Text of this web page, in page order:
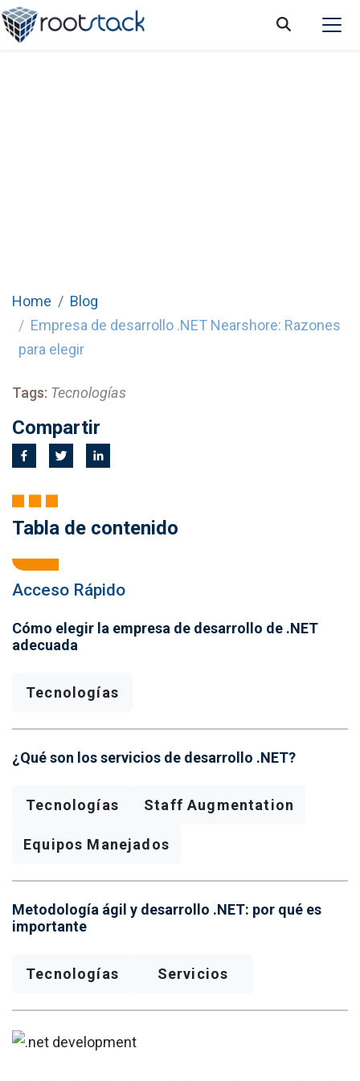
Home
Blog
Empresa de desarrollo .NET Nearshore: Razones
para elegir
Tags: Tecnologías
Compartir
Tabla de contenido
Acceso Rápido
Cómo elegir la empresa de desarrollo de .NET
adecuada
Tecnologías
¿Qué son los servicios de desarrollo .NET?
Tecnologías Staff Augmentation
Equipos Manejados
Metodología ágil y desarrollo .NET: por qué es
importante
Tecnologías Servicios